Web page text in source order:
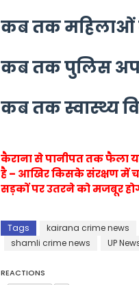
कब तक महिलाओं
कब तक पुलिस
कब तक स्वास्थ्य
कैराना से पानीपत तक फैला
है – आखिर किसके संरक्षण में चल
सड़कों पर उतरने को मजबूर
Tags kairana crime news
shamli crime news
UP
REACTIONS